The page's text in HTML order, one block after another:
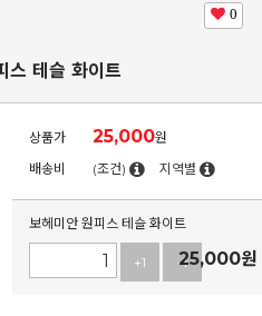
0
스 테슬 화이트
상품가 25,000원
배송비
(조건) 지역별
보헤미안 원피스 테슬 화이트
+1 -1
25,000원